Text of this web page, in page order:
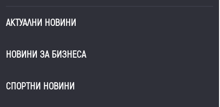
АКТУАЛНИ НОВИНИ
НОВИНИ ЗА БИЗНЕСА
СПОРТНИ НОВИНИ